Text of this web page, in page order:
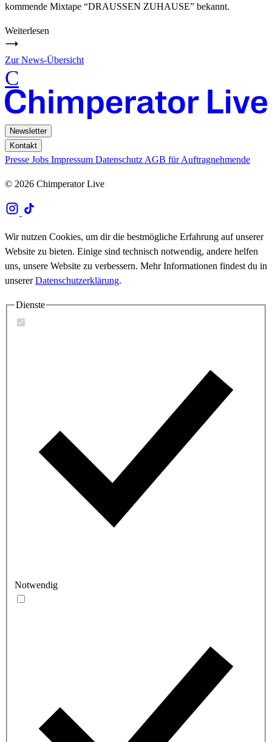
kommende Mixtape “DRAUSSEN ZUHAUSE” bekannt.
Weiterlesen
Zur News-Übersicht
C
Newsletter
Kontakt
Presse Jobs Impressum Datenschutz AGB für Auftragnehmende
© 2026 Chimperator Live
Wir nutzen Cookies, um dir die bestmögliche Erfahrung auf unserer
Website zu bieten. Einige sind technisch notwendig, andere helfen
uns, unsere Website zu verbessern. Mehr Informationen findest du in
unsererDatenschutzerklärung.
Dienste
Notwendig